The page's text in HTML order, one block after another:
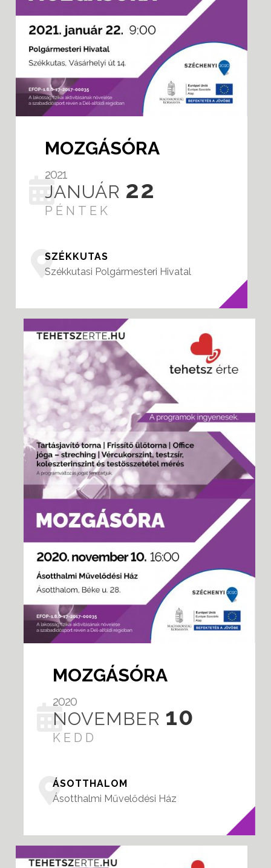
MOZGÁSÓRA
2021
JANUÁR 22
PÉNTEK
SZÉKKUTAS
Székkutasi Polgármesteri Hivatal
MOZGÁSÓRA
2020
NOVEMBER 10
KEDD
ÁSOTTHALOM
Ásotthalmi Művelődési Ház